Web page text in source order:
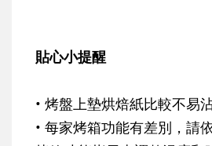
貼心小提醒
• 烤盤上墊烘焙紙比較不易沾
• 每家烤箱功能有差別，請